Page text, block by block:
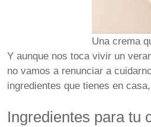
Una crema
Y aunque nos toca vivir un
no vamos a renunciar a
ingredientes que tienes en
Ingredientes para tu